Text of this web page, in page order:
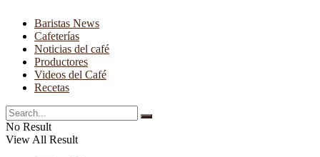
Baristas News
Cafeterías
Noticias del café
Productores
Videos del Café
Recetas
No Result
View All Result